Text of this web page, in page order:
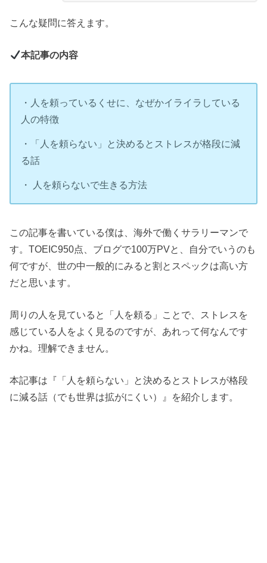
こんな疑問に答えます。
本記事の内容
・人を頼っているくせに、なぜかイライラしている
人の特徴
・「人を頼らない」と決めるとストレスが格段に減
る話
・ 人を頼らないで生きる方法
この記事を書いている僕は、海外で働くサラリーマンで
す。TOEIC950点、ブログで100万PVと、自分でいうのも
何ですが、世の中一般的にみると割とスペックは高い方
だと思います。
周りの人を見ていると「人を頼る」ことで、ストレスを
感じている人をよく見るのですが、あれって何なんです
かね。理解できません。
本記事は『「人を頼らない」と決めるとストレスが格段
に減る話（でも世界は拡がにくい）』を紹介します。